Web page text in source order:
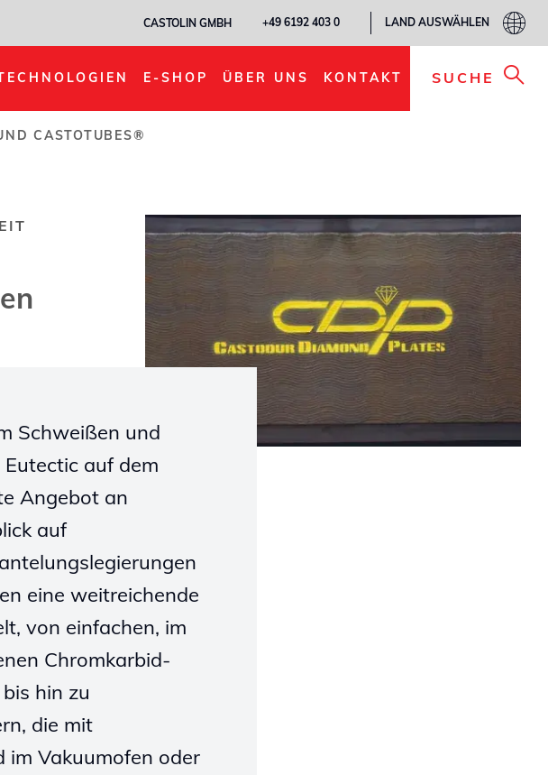
CASTOLIN GMBH +49 6192 403 0 LAND AUSWÄHLEN
E-SHOP ÜBER UNS KONTAKT SUCHE
CASTOTUBES®
Schweißen und
auf dem
Angebot an
auf
eine weitreichende
von einfachen, im
Chromkarbid-
hin zu
die mit
Vakuumofen oder